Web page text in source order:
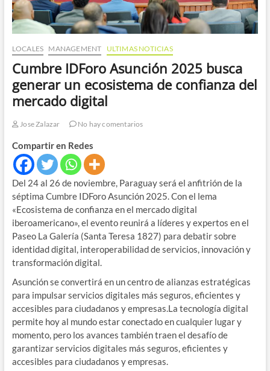
LOCALES MANAGEMENT ULTIMAS NOTICIAS
Cumbre IDForo Asunción 2025 busca
generar un ecosistema de confianza del
mercado digital
Jose Zalazar No hay comentarios
Compartir en Redes
Del 24 al 26 de noviembre, Paraguay será el anfitrión de la
séptima Cumbre IDForo Asunción 2025. Con el lema
«Ecosistema de confianza en el mercado digital
iberoamericano», el evento reunirá a líderes y expertos en el
Paseo La Galería (Santa Teresa 1827) para debatir sobre
identidad digital, interoperabilidad de servicios, innovación y
transformación digital.
Asunción se convertirá en un centro de alianzas estratégicas
para impulsar servicios digitales más seguros, eficientes y
accesibles para ciudadanos y empresas.La tecnología digital
permite hoy al mundo estar conectado en cualquier lugar y
momento, pero los avances también traen el desafío de
garantizar servicios digitales más seguros, eficientes y
accesibles para ciudadanos y empresas.